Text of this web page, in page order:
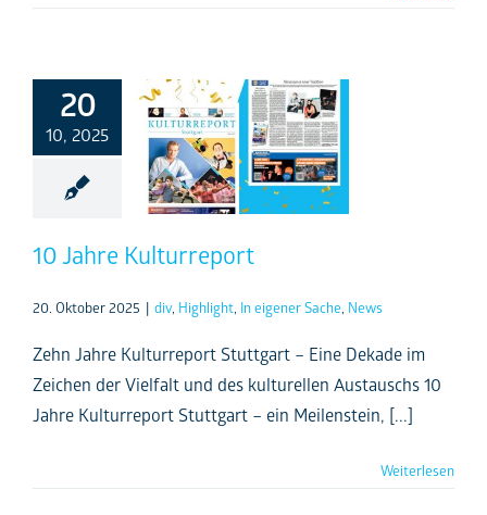
20
10, 2025
In eigener
Sache
10 Jahre Kulturreport
20. Oktober 2025 | div, Highlight In eigener Sache News
Zehn Jahre Kulturreport Stuttgart – Eine Dekade im
Zeichen der Vielfalt und des kulturellen Austauschs 10
Jahre Kulturreport Stuttgart – ein Meilenstein, [...]
Weiterlesen